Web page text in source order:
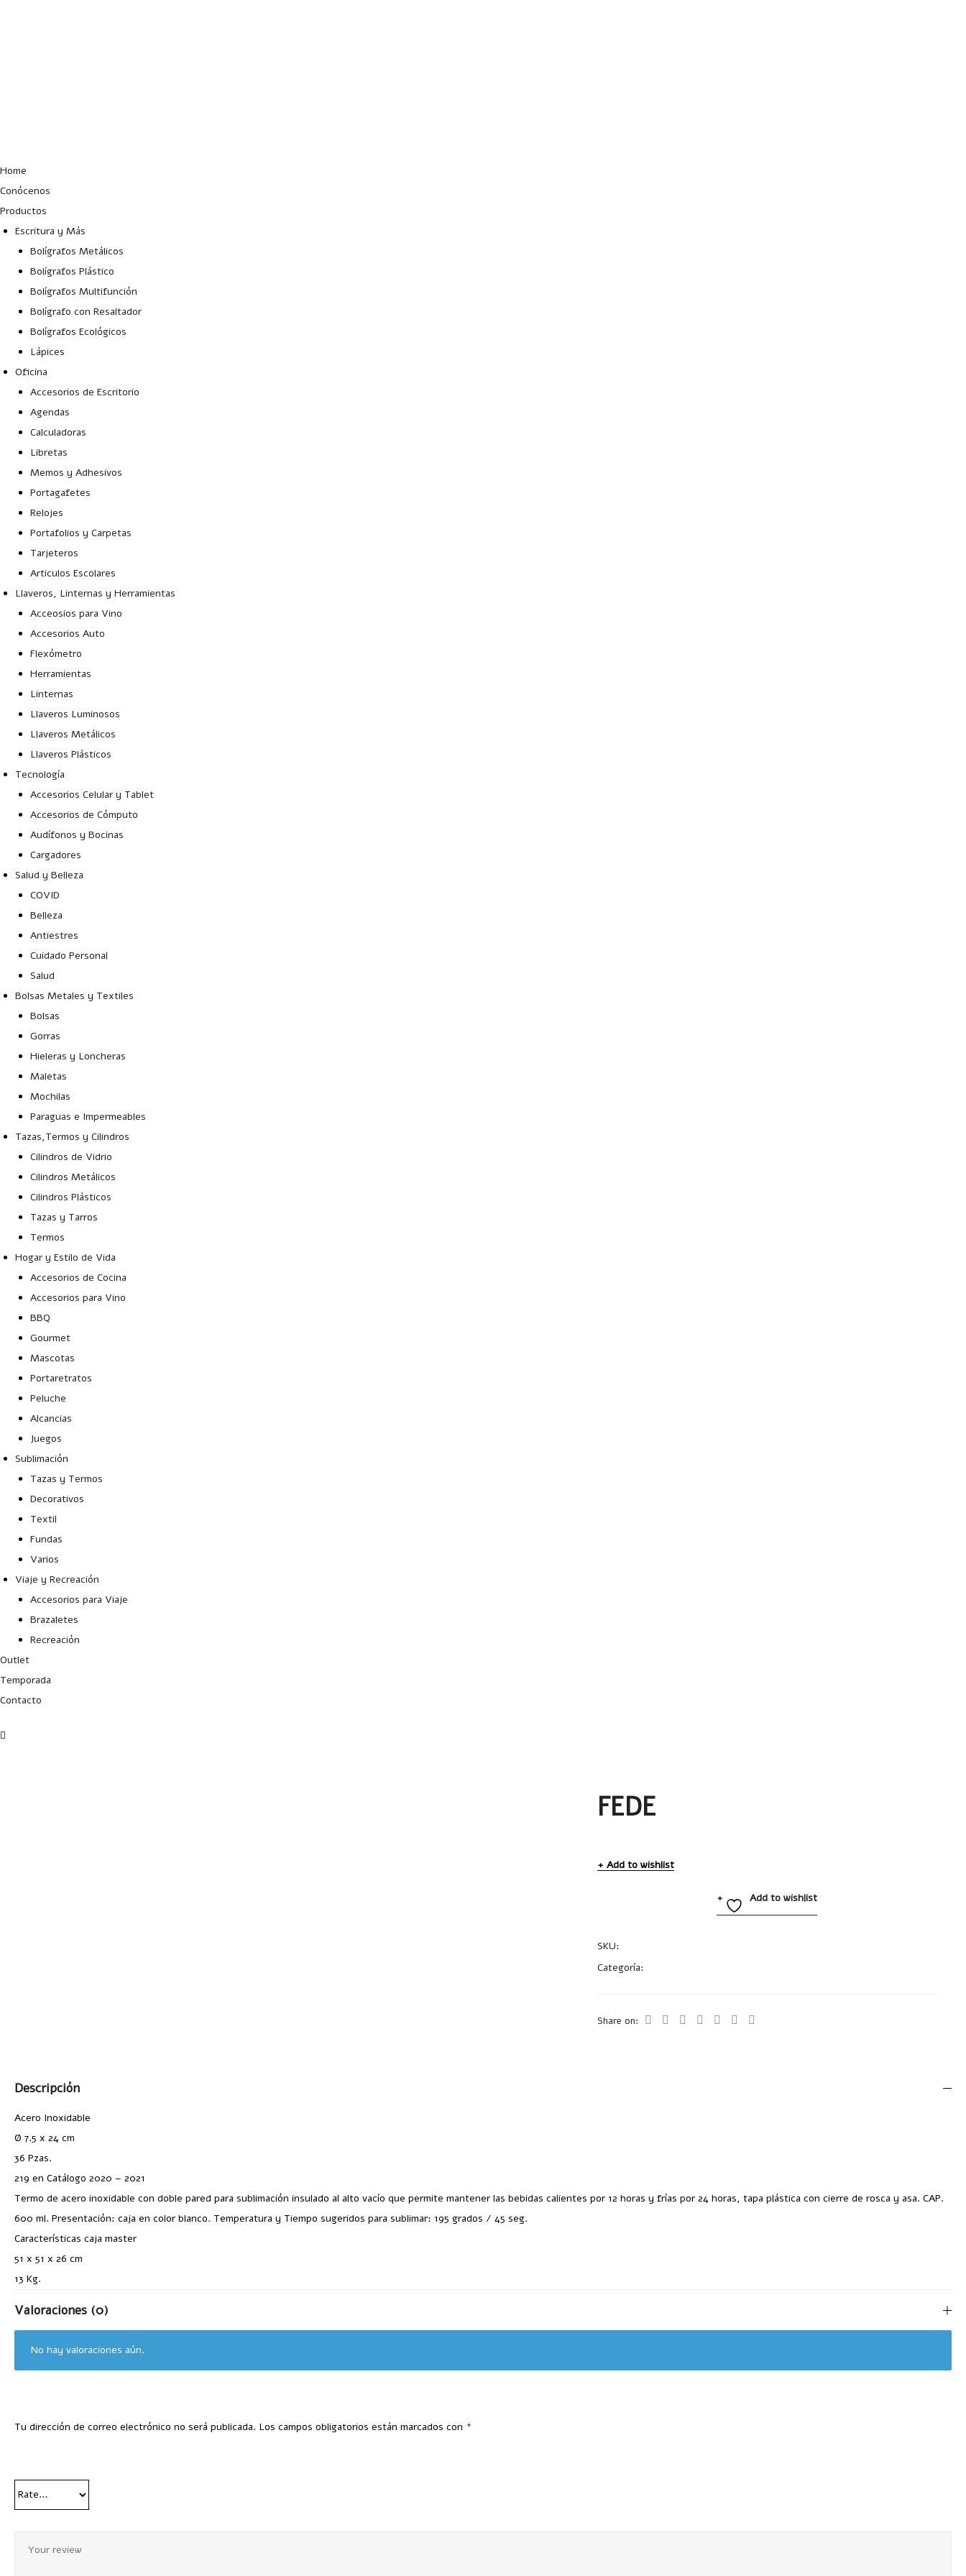
Home
Conócenos
Productos
Escritura y Más
Bolígrafos Metálicos
Bolígrafos Plástico
Bolígrafos Multifunción
Bolígrafo con Resaltador
Bolígrafos Ecológicos
Lápices
Oficina
Accesorios de Escritorio
Agendas
Calculadoras
Libretas
Memos y Adhesivos
Portagafetes
Relojes
Portafolios y Carpetas
Tarjeteros
Articulos Escolares
Llaveros, Linternas y Herramientas
Acceosios para Vino
Accesorios Auto
Flexómetro
Herramientas
Linternas
Llaveros Luminosos
Llaveros Metálicos
Llaveros Plásticos
Tecnología
Accesorios Celular y Tablet
Accesorios de Cómputo
Audífonos y Bocinas
Cargadores
Salud y Belleza
COVID
Belleza
Antiestres
Cuidado Personal
Salud
Bolsas Metales y Textiles
Bolsas
Gorras
Hieleras y Loncheras
Maletas
Mochilas
Paraguas e Impermeables
Tazas,Termos y Cilindros
Cilindros de Vidrio
Cilindros Metálicos
Cilindros Plásticos
Tazas y Tarros
Termos
Hogar y Estilo de Vida
Accesorios de Cocina
Accesorios para Vino
BBQ
Gourmet
Mascotas
Portaretratos
Peluche
Alcancias
Juegos
Sublimación
Tazas y Termos
Decorativos
Textil
Fundas
Varios
Viaje y Recreación
Accesorios para Viaje
Brazaletes
Recreación
Outlet
Temporada
Contacto
FEDE
Add to wishlist
Add to wishlist
SKU:
Categoría:
Share on:
Descripción
Acero Inoxidable
Ø 7.5 x 24 cm
36 Pzas.
219 en Catálogo 2020 – 2021
Termo de acero inoxidable con doble pared para sublimación insulado al alto vacío que permite mantener las bebidas calientes por 12 horas y frías por 24 horas, tapa plástica con cierre de rosca y asa. CAP.
600 ml. Presentación: caja en color blanco. Temperatura y Tiempo sugeridos para sublimar: 195 grados / 45 seg.
Características caja master
51 x 51 x 26 cm
13 Kg.
Valoraciones (0)
No hay valoraciones aún.
Tu dirección de correo electrónico no será publicada. Los campos obligatorios están marcados con *